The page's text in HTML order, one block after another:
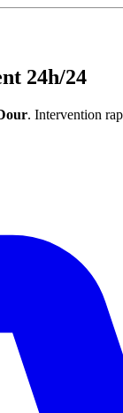
24h/24
. Intervention